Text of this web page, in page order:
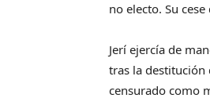
no electo. Su
Jerí ejercía de
tras la destitución
censurado como